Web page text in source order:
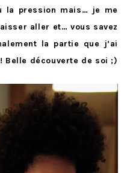
la pression mais… je me
aller et… vous savez
la partie que j’ai
Belle découverte de soi ;)